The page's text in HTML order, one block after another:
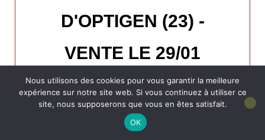
D'OPTIGEN (23) -
VENTE LE 29/01
EN SAVOIR +
Nous utilisons des cookies pour vous garantir la meilleure
expérience sur notre site web. Si vous continuez à utiliser ce
site, nous supposerons que vous en êtes satisfait.
OK